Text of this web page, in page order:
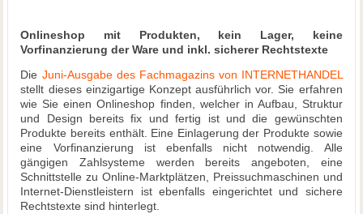
Onlineshop mit Produkten, kein Lager, keine
Vorfinanzierung der Ware und inkl. sicherer Rechtstexte
Die Juni-Ausgabe des Fachmagazins von INTERNETHANDEL
stellt dieses einzigartige Konzept ausführlich vor. Sie erfahren
wie Sie einen Onlineshop finden, welcher in Aufbau, Struktur
und Design bereits fix und fertig ist und die gewünschten
Produkte bereits enthält. Eine Einlagerung der Produkte sowie
eine Vorfinanzierung ist ebenfalls nicht notwendig. Alle
gängigen Zahlsysteme werden bereits angeboten, eine
Schnittstelle zu Online-Marktplätzen, Preissuchmaschinen und
Internet-Dienstleistern ist ebenfalls eingerichtet und sichere
Rechtstexte sind hinterlegt.